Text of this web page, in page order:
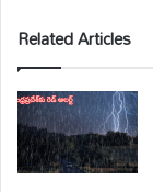
Related Articles